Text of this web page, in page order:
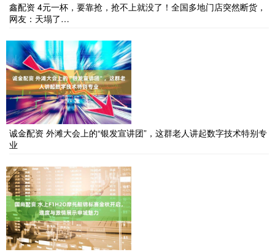
鑫配资 4元一杯，要靠抢，抢不上就没了！全国多地门店突然断货，
网友：天塌了…
诚金配资 外滩大会上的“银发宣讲团”，这群老人讲起数字技术特别专
业